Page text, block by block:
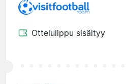
Ottelulippu sisältyy